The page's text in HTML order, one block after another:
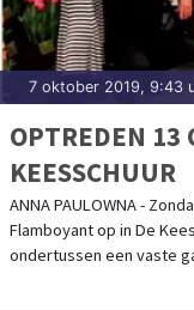
7 oktober 2019, 9:43
OPTREDEN 13
KEESSCHUUR
ANNA PAULOWNA -
Flamboyant op in De
ondertussen een vaste